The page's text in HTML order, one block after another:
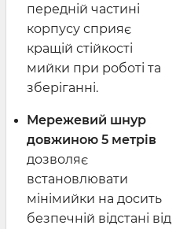
передній частині
корпусу сприяє
кращій стійкості
мийки при роботі та
зберіганні.
Мережевий шнур
довжиною 5 метрів
дозволяє
встановлювати
мінімийки на досить
безпечній відстані від